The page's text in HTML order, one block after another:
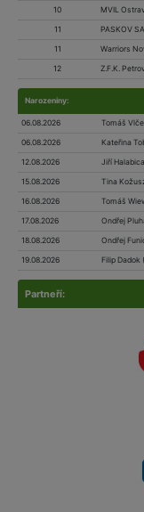
10 MVIL
11
11
12 Z.F.K.
Narozeniny:
06.08.2026 Tomáš
06.08.2026 Kateřina
12.08.2026 Jiří
15.08.2026 Tina
16.08.2026 Tomáš
17.08.2026 Ondřej
18.08.2026 Ondřej
19.08.2026 Filip Dadok
Partneří: